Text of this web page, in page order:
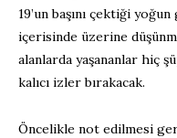
19’un başını çektiği
içerisinde üzerine
alanlarda yaşananlar hiç
kalıcı izler bırakacak.
Öncelikle not edilmesi